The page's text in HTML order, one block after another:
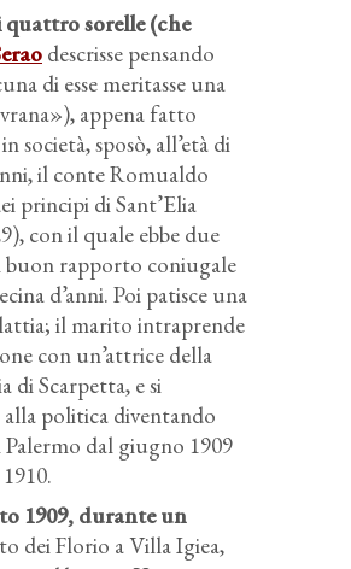
sorelle (che
descrisse pensando
di esse meritasse una
appena fatto
società, sposò, all’età di
il conte Romualdo
principi di Sant’Elia
con il quale ebbe due
buon rapporto coniugale
d’anni. Poi patisce una
il marito intraprende
con un’attrice della
di Scarpetta, e si
alla politica diventando
Palermo dal giugno 1909
1909, durante un
dei Florio a Villa Igiea,